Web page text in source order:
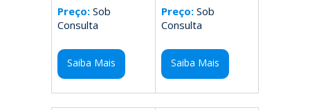
Preço: Sob
Consulta
Saiba Mais
Preço:Sob
Consulta
Saiba Mais